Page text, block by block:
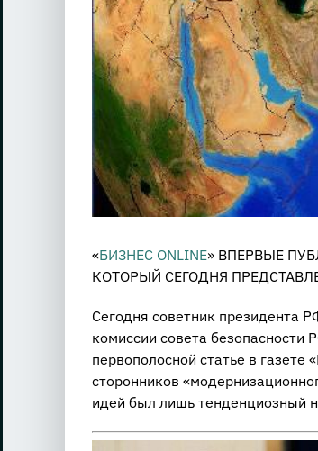
«БИЗНЕС ONLINE» ВПЕРВЫЕ
КОТОРЫЙ СЕГОДНЯ
Сегодня советник президента
комиссии совета
первополосной статье в
сторонников
идей был лишь тенденциозный